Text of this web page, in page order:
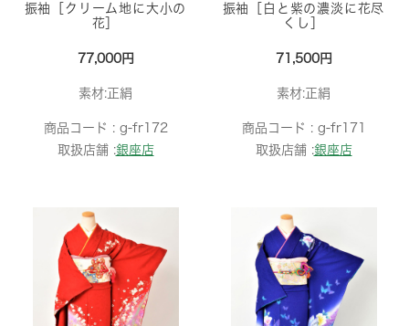
振袖［クリーム地に大小の
花］
77,000円
素材:正絹
商品コード : g-fr172
取扱店舗 :銀座店
振袖［白と紫の濃淡に花尽
くし］
71,500円
素材:正絹
商品コード : g-fr171
取扱店舗 :銀座店